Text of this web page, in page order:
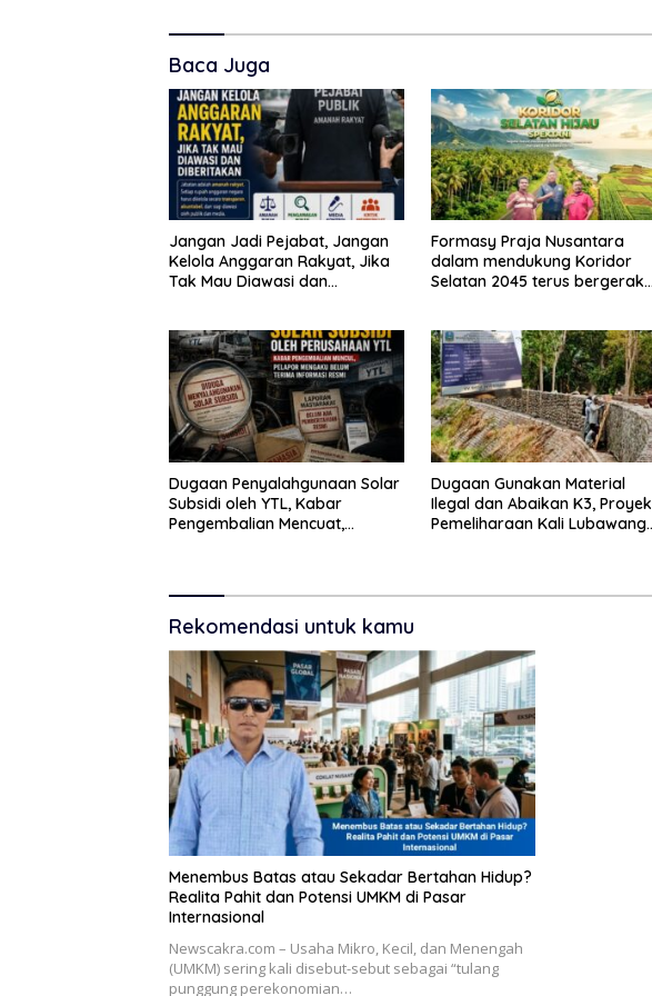
Baca Juga
Jangan Jadi Pejabat, Jangan
Kelola Anggaran Rakyat, Jika
Tak Mau Diawasi dan
Formasy Praja Nusantara
dalam mendukung Koridor
Selatan 2045 terus bergerak
SPEKTANI
Dugaan Penyalahgunaan Solar
Subsidi oleh YTL, Kabar
Pengembalian Mencuat,
Dugaan Gunakan Material
Ilegal dan Abaikan K3, Proyek
Pemeliharaan Kali Lubawang
Rekomendasi untuk kamu
Menembus Batas atau Sekadar Bertahan Hidup?
Realita Pahit dan Potensi UMKM di Pasar
Internasional
Newscakra.com – ​Usaha Mikro, Kecil, dan Menengah
(UMKM) sering kali disebut-sebut sebagai “tulang
punggung perekonomian…